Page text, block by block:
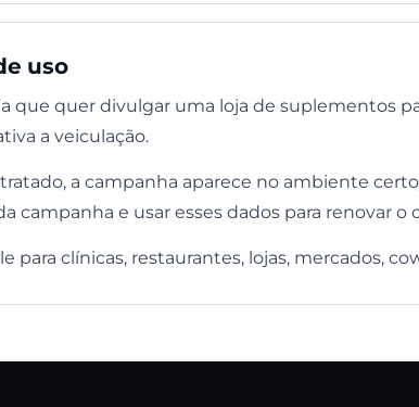
uso
que quer divulgar uma loja de suplementos
a veiculação.
a campanha aparece no ambiente
campanha e usar esses dados para renovar
para clínicas, restaurantes, lojas, mercados,